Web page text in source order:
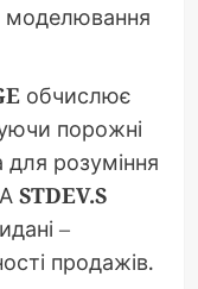
моделювання
обчислює
порожні
для розуміння
STDEV.S
–
продажів.